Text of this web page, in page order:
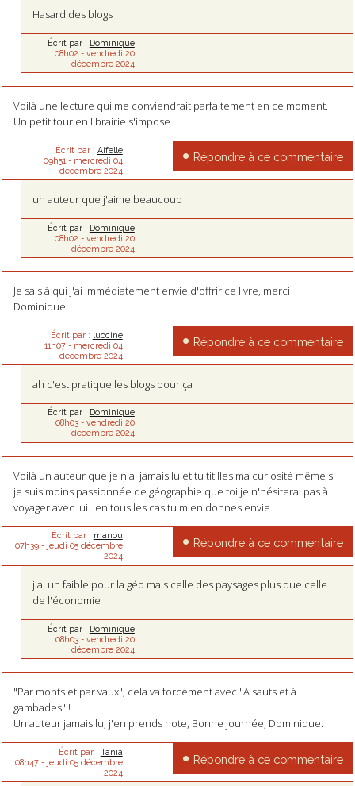
Hasard des blogs
Écrit par : Dominique
08h02 - vendredi 20
décembre 2024
Voilà une lecture qui me conviendrait parfaitement en ce moment.
Un petit tour en librairie s'impose.
Écrit par : Aifelle
09h51 - mercredi 04
décembre 2024
Répondre à ce commentaire
un auteur que j'aime beaucoup
Écrit par : Dominique
08h02 - vendredi 20
décembre 2024
Je sais à qui j'ai immédiatement envie d'offrir ce livre, merci
Dominique
Écrit par : luocine
11h07- mercredi 04
décembre 2024
Répondre à ce commentaire
ah c'est pratique les blogs pour ça
Écrit par : Dominique
08h03- vendredi 20
décembre 2024
Voilà un auteur que je n'ai jamais lu et tu titilles ma curiosité même si
je suis moins passionnée de géographie que toi je n'hésiterai pas à
voyager avec lui...en tous les cas tu m'en donnes envie.
Écrit par : manou
07h39- jeudi 05 décembre
2024
Répondre à ce commentaire
j'ai un faible pour la géo mais celle des paysages plus que celle
de l'économie
Écrit par : Dominique
08h03- vendredi 20
décembre 2024
"Par monts et par vaux", cela va forcément avec "A sauts et à
gambades" !
Un auteur jamais lu, j'en prends note, Bonne journée, Dominique.
Écrit par : Tania
08h47- jeudi 05 décembre
2024
Répondre à ce commentaire